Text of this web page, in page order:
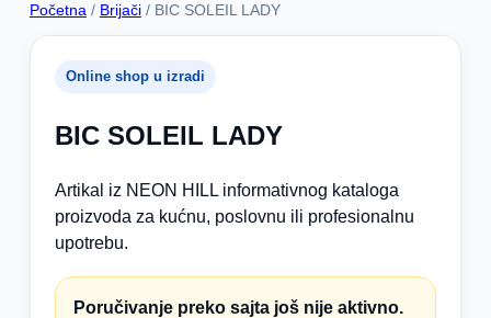
Početna / Brijači/ BIC SOLEIL LADY
Online shop u izradi
BIC SOLEIL LADY
Artikal iz NEON HILL informativnog kataloga
proizvoda za kućnu, poslovnu ili profesionalnu
upotrebu.
Poručivanje preko sajta još nije aktivno.